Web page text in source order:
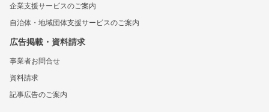
企業支援サービスのご案内
自治体・地域団体支援サービスのご案内
広告掲載・資料請求
事業者お問合せ
資料請求
記事広告のご案内